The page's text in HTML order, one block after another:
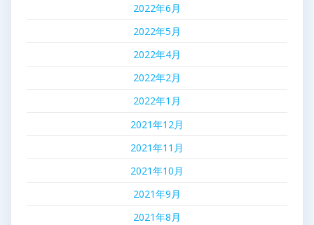
2022年6月
2022年5月
2022年4月
2022年2月
2022年1月
2021年12月
2021年11月
2021年10月
2021年9月
2021年8月